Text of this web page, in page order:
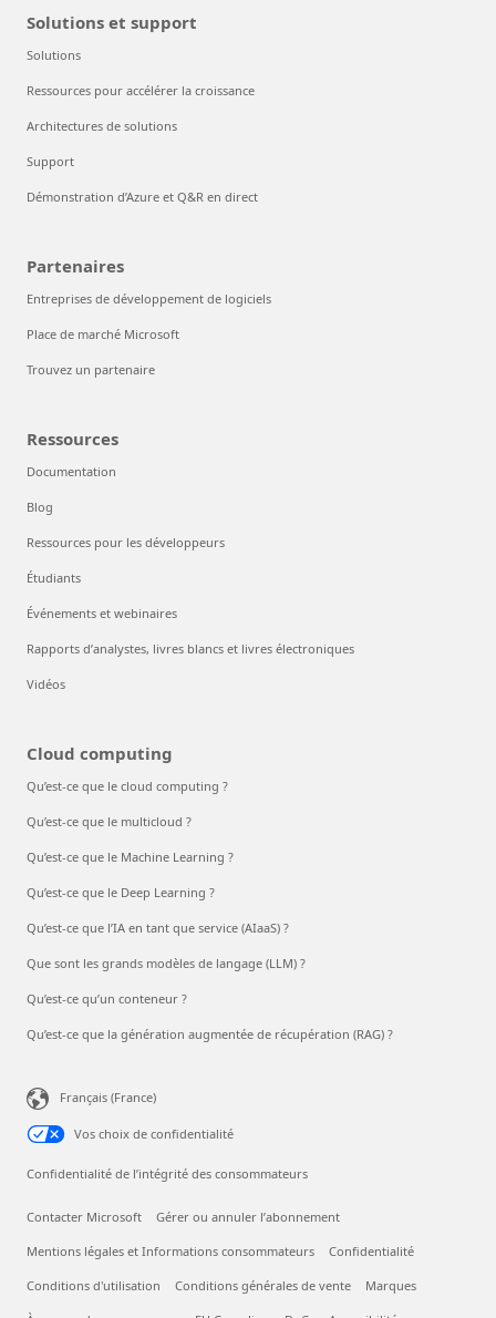
Solutions et support
Solutions
Ressources pour accélérer la croissance
Architectures de solutions
Support
Démonstration d’Azure et Q&R en direct
Partenaires
Entreprises de développement de logiciels
Place de marché Microsoft
Trouvez un partenaire
Ressources
Documentation
Blog
Ressources pour les développeurs
Étudiants
Événements et webinaires
Rapports d’analystes, livres blancs et livres électroniques
Vidéos
Cloud computing
Qu’est-ce que le cloud computing ?
Qu’est-ce que le multicloud ?
Qu’est-ce que le Machine Learning ?
Qu’est-ce que le Deep Learning ?
Qu’est-ce que l’IA en tant que service (AIaaS) ?
Que sont les grands modèles de langage (LLM) ?
Qu’est-ce qu’un conteneur ?
Qu’est-ce que la génération augmentée de récupération (RAG) ?
Français (France)
Vos choix de confidentialité
Confidentialité de l’intégrité des consommateurs
Contacter Microsoft Gérer ou annuler l’abonnement
Mentions légales et Informations consommateurs Confidentialité
Conditions d'utilisation Conditions générales de vente Marques